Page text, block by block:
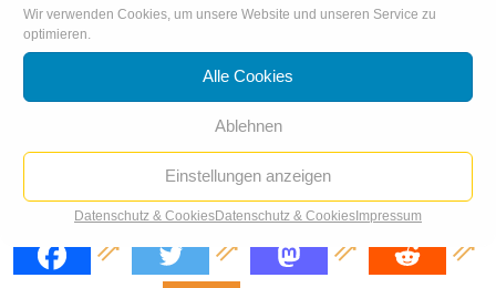
Wir verwenden Cookies, um unsere Website und unseren Service zu
optimieren.
Alle Cookies
Ablehnen
Einstellungen anzeigen
Datenschutz & CookiesDatenschutz & CookiesImpressum